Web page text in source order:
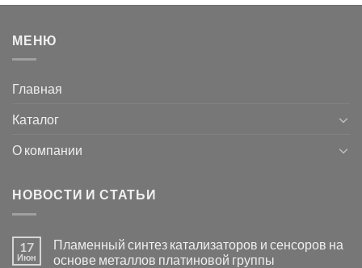
МЕНЮ
Главная
Каталог
О компании
НОВОСТИ И СТАТЬИ
17
Июн
Пламенный синтез катализаторов и сенсоров на
основе металлов платиновой группы